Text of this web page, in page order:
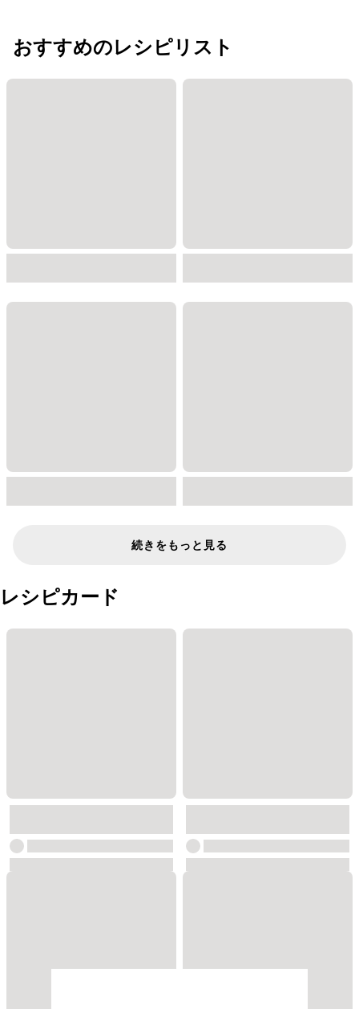
おすすめのレシピリスト
続きをもっと見る
レシピカード